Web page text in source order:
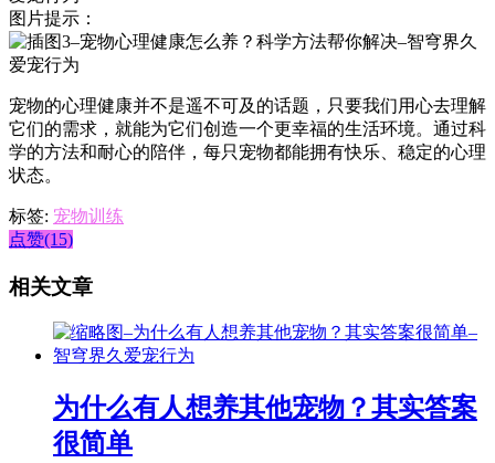
图片提示：
宠物的心理健康并不是遥不可及的话题，只要我们用心去理解
它们的需求，就能为它们创造一个更幸福的生活环境。通过科
学的方法和耐心的陪伴，每只宠物都能拥有快乐、稳定的心理
状态。
标签: 宠物训练
点赞(15)
相关文章
为什么有人想养其他宠物？其实答案
很简单